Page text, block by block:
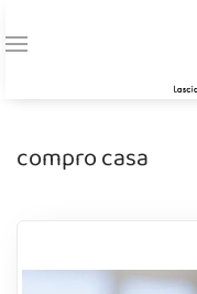
compro casa